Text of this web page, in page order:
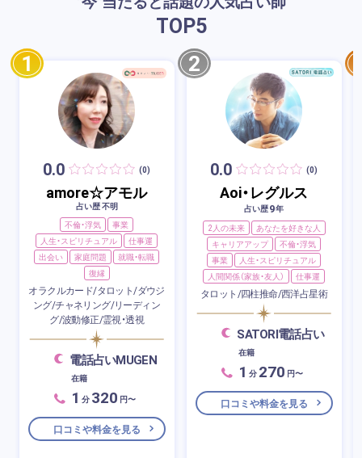
TOP5
1
0.0 (0)
amore☆アモル
占い歴 不明
不倫・浮気
事業
人生・スピリチュアル
仕事運
出会い
家庭問題
就職・転職
復縁
オラクルカード/タロット/ダウジ
ング/チャネリング/リーディン
グ/波動修正/霊視・透視
電話占いMUGEN
在籍
1 分 320 円〜
口コミや料金を見る
2
0.0 (0)
Aoi・レグルス
占い歴9年
2人の未来
あなたを好きな人
キャリアアップ
不倫・浮気
事業
人生・スピリチュアル
人間関係（家族・友人）
仕事運
タロット/四柱推命/西洋占星術
SATORI電話占い
在籍
1 分 270 円〜
口コミや料金を見る